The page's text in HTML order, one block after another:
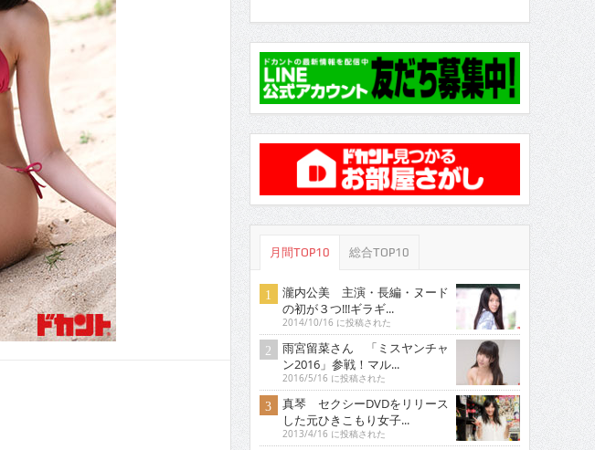
月間TOP10 総合TOP10
瀧内公美 主演・長編・ヌード
の初が３つ!!!ギラギ...
2014/10/16 に投稿された
雨宮留菜さん 「ミスヤンチャ
ン2016」参戦！マル...
2016/5/16 に投稿された
真琴 セクシーDVDをリリース
した元ひきこもり女子...
2013/4/16 に投稿された